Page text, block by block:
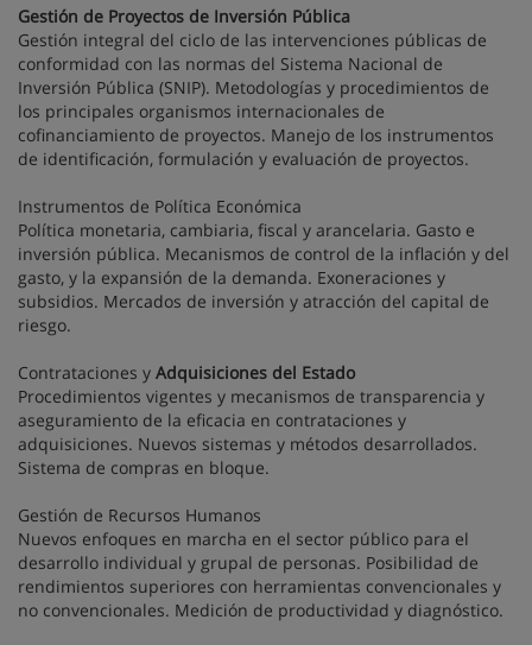
Gestión de Proyectos de Inversión Pública
Gestión integral del ciclo de las intervenciones públicas de
conformidad con las normas del Sistema Nacional de
Inversión Pública (SNIP). Metodologías y procedimientos de
los principales organismos internacionales de
cofinanciamiento de proyectos. Manejo de los instrumentos
de identificación, formulación y evaluación de proyectos.
Instrumentos de Política Económica
Política monetaria, cambiaria, fiscal y arancelaria. Gasto e
inversión pública. Mecanismos de control de la inflación y del
gasto, y la expansión de la demanda. Exoneraciones y
subsidios. Mercados de inversión y atracción del capital de
riesgo.
Contrataciones y Adquisiciones del Estado
Procedimientos vigentes y mecanismos de transparencia y
aseguramiento de la eficacia en contrataciones y
adquisiciones. Nuevos sistemas y métodos desarrollados.
Sistema de compras en bloque.
Gestión de Recursos Humanos
Nuevos enfoques en marcha en el sector público para el
desarrollo individual y grupal de personas. Posibilidad de
rendimientos superiores con herramientas convencionales y
no convencionales. Medición de productividad y diagnóstico.